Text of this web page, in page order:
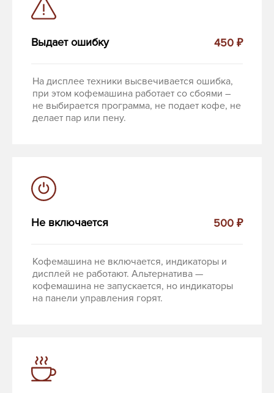
Выдает ошибку 450 ₽
На дисплее техники высвечивается ошибка,
при этом кофемашина работает со сбоями –
не выбирается программа, не подает кофе, не
делает пар или пену.
Не включается 500 ₽
Кофемашина не включается, индикаторы и
дисплей не работают. Альтернатива —
кофемашина не запускается, но индикаторы
на панели управления горят.